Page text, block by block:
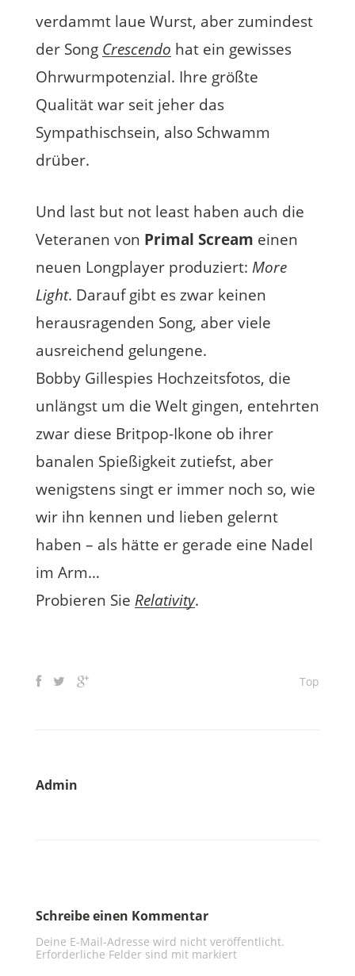
verdammt laue Wurst, aber zumindest
der Song Crescendo hat ein gewisses
Ohrwurmpotenzial. Ihre größte
Qualität war seit jeher das
Sympathischsein, also Schwamm
drüber.
Und last but not least haben auch die
Veteranen von Primal Scream einen
neuen Longplayer produziert: More
Light. Darauf gibt es zwar keinen
herausragenden Song, aber viele
ausreichend gelungene.
Bobby Gillespies Hochzeitsfotos, die
unlängst um die Welt gingen, entehrten
zwar diese Britpop-Ikone ob ihrer
banalen Spießigkeit zutiefst, aber
wenigstens singt er immer noch so, wie
wir ihn kennen und lieben gelernt
haben – als hätte er gerade eine Nadel
im Arm…
Probieren Sie Relativity.
Top
Admin
Schreibe einen Kommentar
Deine E-Mail-Adresse wird nicht veröffentlicht.
Erforderliche Felder sind mit markiert